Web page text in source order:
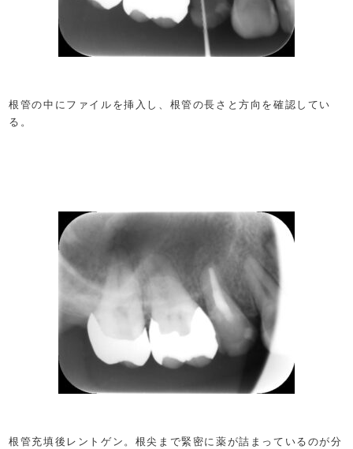
根管の中にファイルを挿入し、根管の長さと方向を確認してい
る。
根管充填後レントゲン。根尖まで緊密に薬が詰まっているのが分